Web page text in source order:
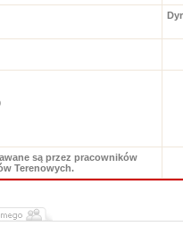
są przez pracowników
Terenowych.